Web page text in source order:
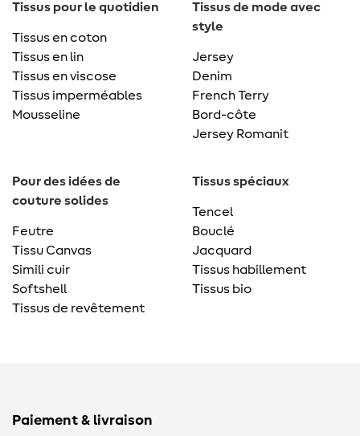
Tissus pour le quotidien
Tissus en coton
Tissus en lin
Tissus en viscose
Tissus imperméables
Mousseline
Tissus de mode avec
style
Jersey
Denim
French Terry
Bord-côte
Jersey Romanit
Pour des idées de
couture solides
Feutre
Tissu Canvas
Simili cuir
Softshell
Tissus de revêtement
Tissus spéciaux
Tencel
Bouclé
Jacquard
Tissus habillement
Tissus bio
Paiement & livraison